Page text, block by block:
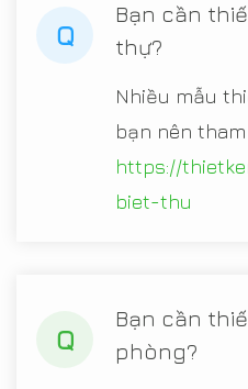
Q
Bạn cần
thự?
Nhiều mẫu
bạn nên
https://
biet-thu
Q
Bạn cần
phòng?